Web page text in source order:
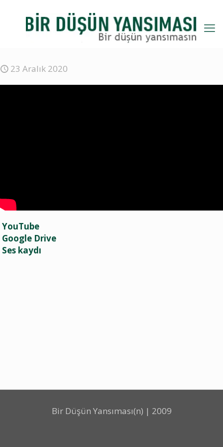
23 Aralık 2020
YouTube
Google Drive
Ses kaydı
Bir Düşün Yansıması(n) | 2009